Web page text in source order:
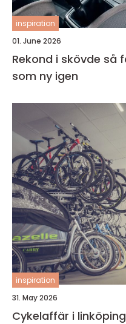
inspiration
01. June 2026
Rekond i skövde så får du bilen att kännas
som ny igen
inspiration
31. May 2026
Cykelaffär i linköping så väljer du rätt butik